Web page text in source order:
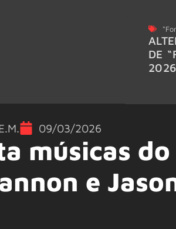
DE
2026
09/03/2026
músicas do
e